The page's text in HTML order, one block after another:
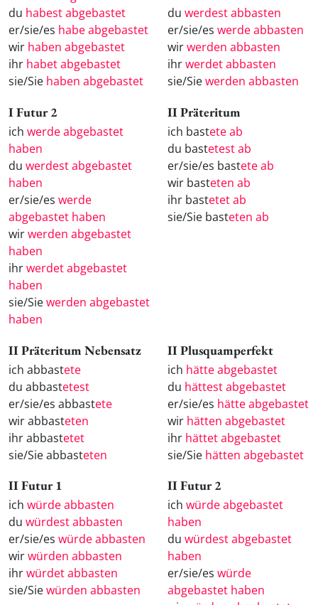
du habest abgebastet
er/sie/es habe abgebastet
wir haben abgebastet
ihr habet abgebastet
sie/Sie haben abgebastet
du werdest abbasten
er/sie/es werde abbasten
wirwerden abbasten
ihrwerdet abbasten
sie/Siewerden abbasten
I Futur 2
ich werde abgebastet
haben
du werdest abgebastet
haben
er/sie/es werde
abgebastet haben
wirwerden abgebastet
haben
ihrwerdet abgebastet
haben
sie/Siewerden abgebastet
haben
II Präteritum
ich bastete ab
du bastetest ab
er/sie/es bastete ab
wir basteten ab
ihr bastetet ab
sie/Sie basteten ab
II Präteritum Nebensatz
ich abbastete
du abbastetest
er/sie/es abbastete
wir abbasteten
ihr abbastetet
sie/Sie abbasteten
II Plusquamperfekt
ich hätte abgebastet
du hättest abgebastet
er/sie/es hätte abgebastet
wir hätten abgebastet
ihr hättet abgebastet
sie/Sie hätten abgebastet
II Futur 1
ich würde abbasten
du würdest abbasten
er/sie/es würde abbasten
wirwürden abbasten
ihrwürdet abbasten
sie/Siewürden abbasten
II Futur 2
ich würde abgebastet
haben
du würdest abgebastet
haben
er/sie/es würde
abgebastet haben